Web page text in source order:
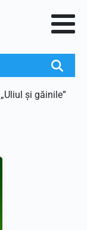
și găinile”